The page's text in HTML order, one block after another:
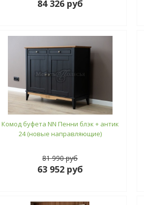
84 326 руб
Комод буфета NN Пенни блэк + антик
24 (новые направляющие)
81 990 руб
63 952 руб